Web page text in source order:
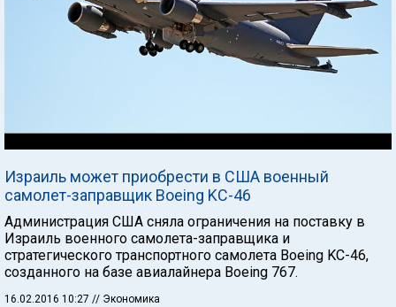
Израиль может приобрести в США военный
самолет-заправщик Boeing KC-46
Администрация США сняла ограничения на поставку в
Израиль военного самолета-заправщика и
стратегического транспортного самолета Boeing KC-46,
созданного на базе авиалайнера Boeing 767.
16.02.2016 10:27 // Экономика